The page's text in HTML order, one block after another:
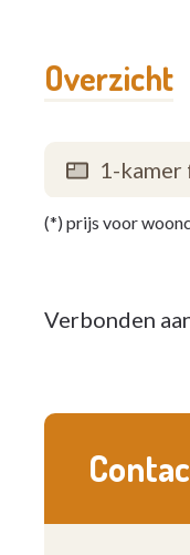
Overzicht
1-kamer
(*) prijs voor
Verbonden